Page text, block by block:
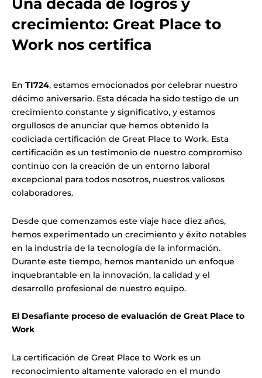
Una década de logros y
crecimiento: Great Place to
Work nos certifica
En TI724, estamos emocionados por celebrar nuestro
décimo aniversario. Esta década ha sido testigo de un
crecimiento constante y significativo, y estamos
orgullosos de anunciar que hemos obtenido la
codiciada certificación de Great Place to Work. Esta
certificación es un testimonio de nuestro compromiso
continuo con la creación de un entorno laboral
excepcional para todos nosotros, nuestros valiosos
colaboradores.
Desde que comenzamos este viaje hace diez años,
hemos experimentado un crecimiento y éxito notables
en la industria de la tecnología de la información.
Durante este tiempo, hemos mantenido un enfoque
inquebrantable en la innovación, la calidad y el
desarrollo profesional de nuestro equipo.
El Desafiante proceso de evaluación de Great Place to
Work
La certificación de Great Place to Work es un
reconocimiento altamente valorado en el mundo